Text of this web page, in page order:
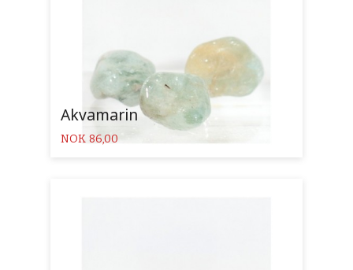
Akvamarin
Pris
NOK 86,00